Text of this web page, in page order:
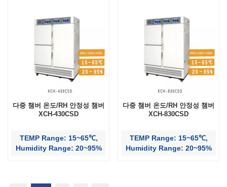
다중 챔버 온도/RH 안정성 챔버
XCH-430CSD
TEMP Range: 15~65℃,
Humidity Range: 20~95%
다중 챔버 온도/RH 안정성 챔버
XCH-830CSD
TEMP Range: 15~65℃,
Humidity Range: 20~95%